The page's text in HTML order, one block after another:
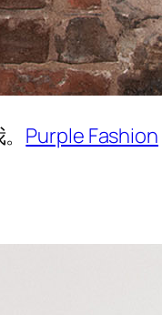
Purple Fashion